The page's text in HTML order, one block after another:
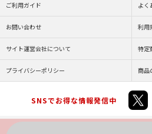
ご利用ガイド よく
お問い合わせ 利用
サイト運営会社について 特定
プライバシーポリシー 商品
SNSでお得な情報発信中